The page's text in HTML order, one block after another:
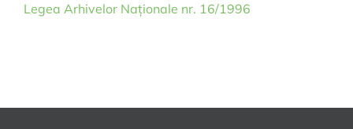
Legea Arhivelor Naționale nr. 16/1996